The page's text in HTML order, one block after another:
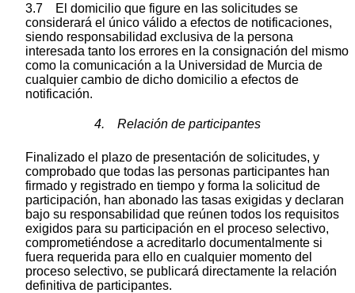
3.7 El domicilio que figure en las solicitudes se
considerará el único válido a efectos de notificaciones,
siendo responsabilidad exclusiva de la persona
interesada tanto los errores en la consignación del mismo
como la comunicación a la Universidad de Murcia de
cualquier cambio de dicho domicilio a efectos de
notificación.
4. Relación de participantes
Finalizado el plazo de presentación de solicitudes, y
comprobado que todas las personas participantes han
firmado y registrado en tiempo y forma la solicitud de
participación, han abonado las tasas exigidas y declaran
bajo su responsabilidad que reúnen todos los requisitos
exigidos para su participación en el proceso selectivo,
comprometiéndose a acreditarlo documentalmente si
fuera requerida para ello en cualquier momento del
proceso selectivo, se publicará directamente la relación
definitiva de participantes.